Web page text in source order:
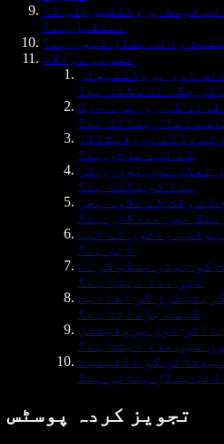
فرسٹ پروڈکٹیویٹی کا
مستقبل ہے؟
وائس بنڈل کیوں ہے؟
عمومی سوالات
اور پروڈکٹیوٹی
کی جگہ لے سکتا ہے؟
کی روزمرہ ورک
آسان بناتا ہے؟
والے پروفیشنلز
کے لیے مؤثر ہے؟
تھکن میں یوزرز کی
مدد کر سکتا ہے؟
وقت کے علاوہ بھی
میں مددگار ہے؟
والوں کے لیے
اہم ہے؟
کو بہتر منظم کرنے
میں مدد دیتا ہے؟
کی افادیت
کیسے بڑھاتا ہے؟
ذاتی اور پروفیشنل
میں مدد دیتا ہے؟
کو الٹیمیٹ
بنڈل بناتی ہے؟
تجویز کردہ پوسٹس